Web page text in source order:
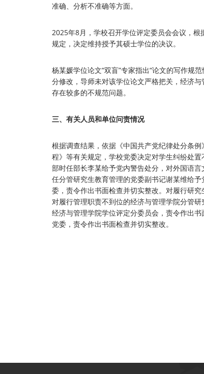
准确、分析不准确等方面。
2025年8月，学校召开学位评定委员会会议，
规定，决定维持授予其硕士学位的决议。
杨某媛学位论文“双盲”专家指出“论文的写作规
分修改，导师未对该学位论文严格把关，经济
存在较多的不规范问题。
三、有关人员和单位问责情况
根据调查结果，依据《中国共产党纪律处分条
程》等有关规定，学校党委决定对学生纠纷处
部时任部长李某给予党内警告处分，对外国语
任分管研究生教育管理的党委副书记谢某维给
委，责令作出书面检查并切实整改。对履行研
对履行管理职责不到位的经济与管理学院分管
经济与管理学院学位评定分委员会，责令作出
党委，责令作出书面检查并切实整改。